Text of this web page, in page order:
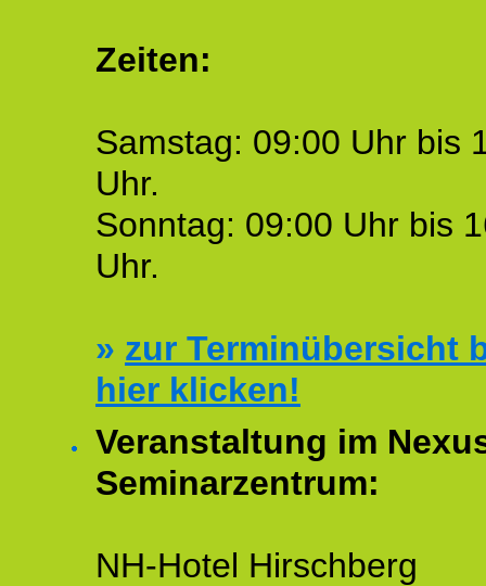
Zeiten:
Samstag: 09:00 Uhr bis
Uhr.
Sonntag: 09:00 Uhr bis
Uhr.
» zur Terminübersicht
hier klicken!
Veranstaltung im
Seminarzentrum:
NH-Hotel Hirschberg